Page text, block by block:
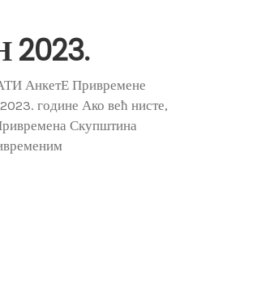
2023.
АнкетЕ Привремене
године Ако већ нисте,
Скупштина